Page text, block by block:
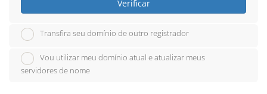
Verificar
Transfira seu domínio de outro registrador
Vou utilizar meu domínio atual e atualizar meus
servidores de nome